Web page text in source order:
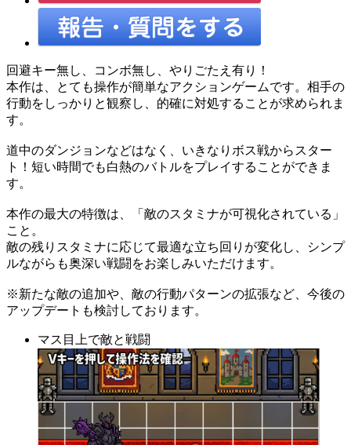
回避キー無し、コンボ無し、やりごたえ有り！
本作は、とても操作が簡単なアクションゲームです。相手の
行動をしっかりと観察し、的確に対処することが求められま
す。
道中のダンジョンなどはなく、いきなりボス戦からスター
ト！短い時間でも白熱のバトルをプレイすることができま
す。
本作の最大の特徴は、「敵のスタミナが可視化されている」
こと。
敵の残りスタミナに応じて最適な立ち回りが変化し、シンプ
ルながらも奥深い戦闘をお楽しみいただけます。
※新たな敵の追加や、敵の行動パターンの拡張など、今後の
アップデートも検討しております。
マス目上で敵と戦闘